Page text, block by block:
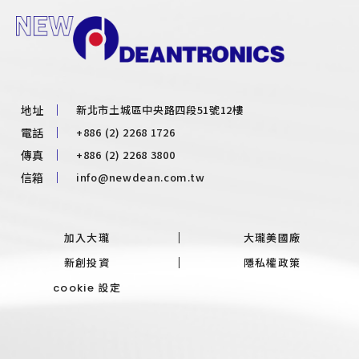
地址 新北市土城區中央路四段51號12樓
電話 +886 (2) 2268 1726
傳真 +886 (2) 2268 3800
信箱 info@newdean.com.tw
加入大瓏
大瓏美國廠
新創投資
隱私權政策
cookie 設定